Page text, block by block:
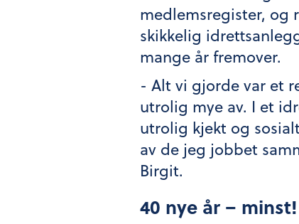
medlemsregister, og
skikkelig
mange år fremover.
- Alt vi gjorde var et
utrolig mye av. I et
utrolig kjekt og
av de jeg jobbet
Birgit.
40 nye år – minst!